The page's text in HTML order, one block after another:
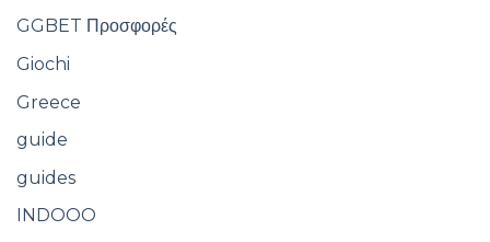
GGBET Προσφορές
Giochi
Greece
guide
guides
INDOOO